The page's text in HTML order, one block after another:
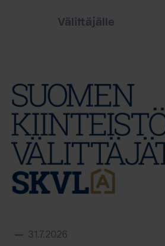
Välittäjälle
31.7.2026